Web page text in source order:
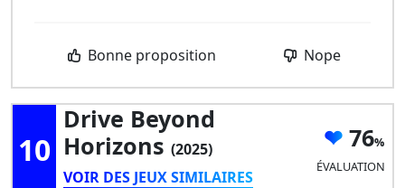
Bonne proposition Nope
10
Drive Beyond
Horizons (2025)
VOIR DES JEUX SIMILAIRES
76
ÉVALUATION